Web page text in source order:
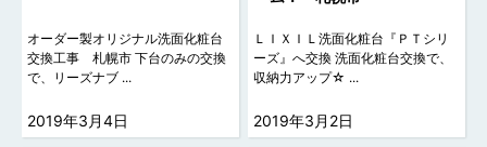
オーダー製オリジナル洗面化粧台
交換工事 札幌市 下台のみの交換
で、リーズナブ ...
2019年3月4日
ＬＩＸＩＬ洗面化粧台『ＰＴシリ
ーズ』へ交換 洗面化粧台交換で、
収納力アップ☆ ...
2019年3月2日